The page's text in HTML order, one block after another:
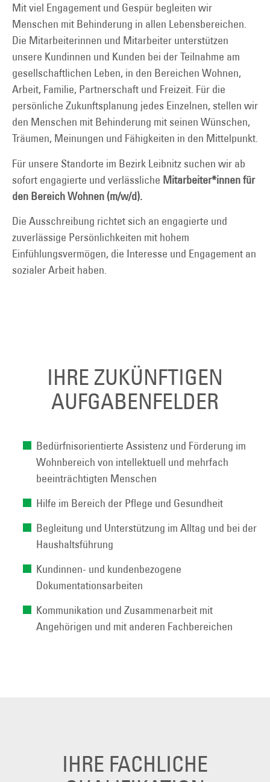
Mit viel Engagement und Gespür begleiten wir
Menschen mit Behinderung in allen Lebensbereichen.
Die Mitarbeiterinnen und Mitarbeiter unterstützen
unsere Kundinnen und Kunden bei der Teilnahme am
gesellschaftlichen Leben, in den Bereichen Wohnen,
Arbeit, Familie, Partnerschaft und Freizeit. Für die
persönliche Zukunftsplanung jedes Einzelnen, stellen wir
den Menschen mit Behinderung mit seinen Wünschen,
Träumen, Meinungen und Fähigkeiten in den Mittelpunkt.
Für unsere Standorte im Bezirk Leibnitz suchen wir ab
sofort engagierte und verlässliche Mitarbeiter*innen für
den Bereich Wohnen (m/w/d).
Die Ausschreibung richtet sich an engagierte und
zuverlässige Persönlichkeiten mit hohem
Einfühlungsvermögen, die Interesse und Engagement an
sozialer Arbeit haben.
IHRE ZUKÜNFTIGEN
AUFGABENFELDER
Bedürfnisorientierte Assistenz und Förderung im
Wohnbereich von intellektuell und mehrfach
beeinträchtigten Menschen
Hilfe im Bereich der Pflege und Gesundheit
Begleitung und Unterstützung im Alltag und bei der
Haushaltsführung
Kundinnen- und kundenbezogene
Dokumentationsarbeiten
Kommunikation und Zusammenarbeit mit
Angehörigen und mit anderen Fachbereichen
IHRE FACHLICHE